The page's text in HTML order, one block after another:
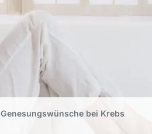
Genesungswünsche bei Krebs